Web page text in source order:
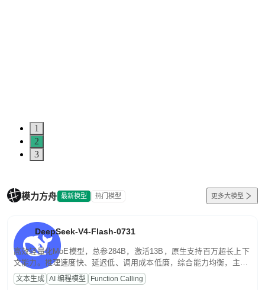
1
2
3
模力方舟 最新模型 热门模型 更多大模型
DeepSeek-V4-Flash-0731
高效轻量化MoE模型，总参284B，激活13B，原生支持百万超长上下
文能力。推理速度快、延迟低、调用成本低廉，综合能力均衡，主打
高并发、轻量化任务，适合日常对话、内容创作、基础 RAG、批量
文案处理等普惠刚需场景。
文本生成 AI 编程模型 Function Calling